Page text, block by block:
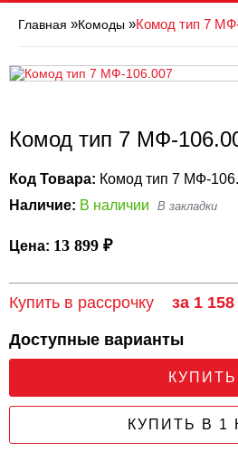
Главная »Комоды »Комод тип 7
Комод тип 7 МФ-
Код Товара: Комод тип 7 МФ-
Наличие: В наличии
Цена: 13 899 ₽
Купить в рассрочку за 1
Доступные варианты
КУПИТЬ
КУПИТЬ В 1